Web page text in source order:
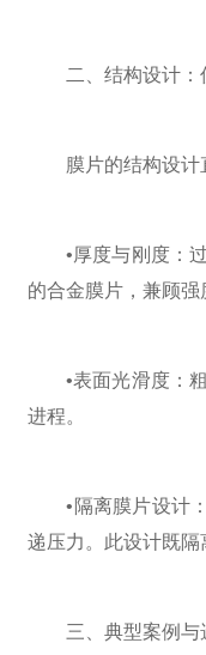
二、结构设计：
膜片的结构设计
•厚度与刚度：过
的合金膜片，兼顾
•表面光滑度：粗
进程。
•隔离膜片设计：
递压力。此设计既
三、典型案例与